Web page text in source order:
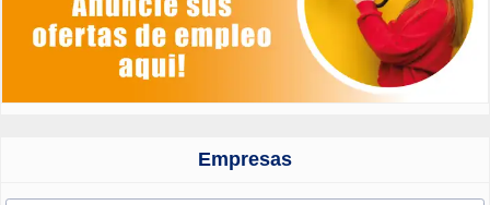
Empresas